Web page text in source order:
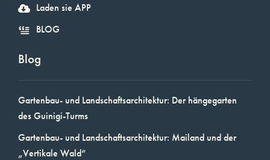
Laden sie APP
BLOG
Blog
Gartenbau- und Landschaftsarchitektur: Der hängegarten
des Guinigi-Turms
Gartenbau- und Landschaftsarchitektur: Mailand und der
„Vertikale Wald“